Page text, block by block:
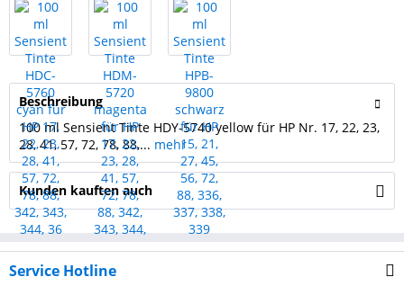
Beschreibung
100 ml Sensient Tinte HDY-5740 yellow für HP Nr. 17, 22, 23,
28, 41, 57, 72, 78, 88,... mehr
Kunden kauften auch
Service Hotline